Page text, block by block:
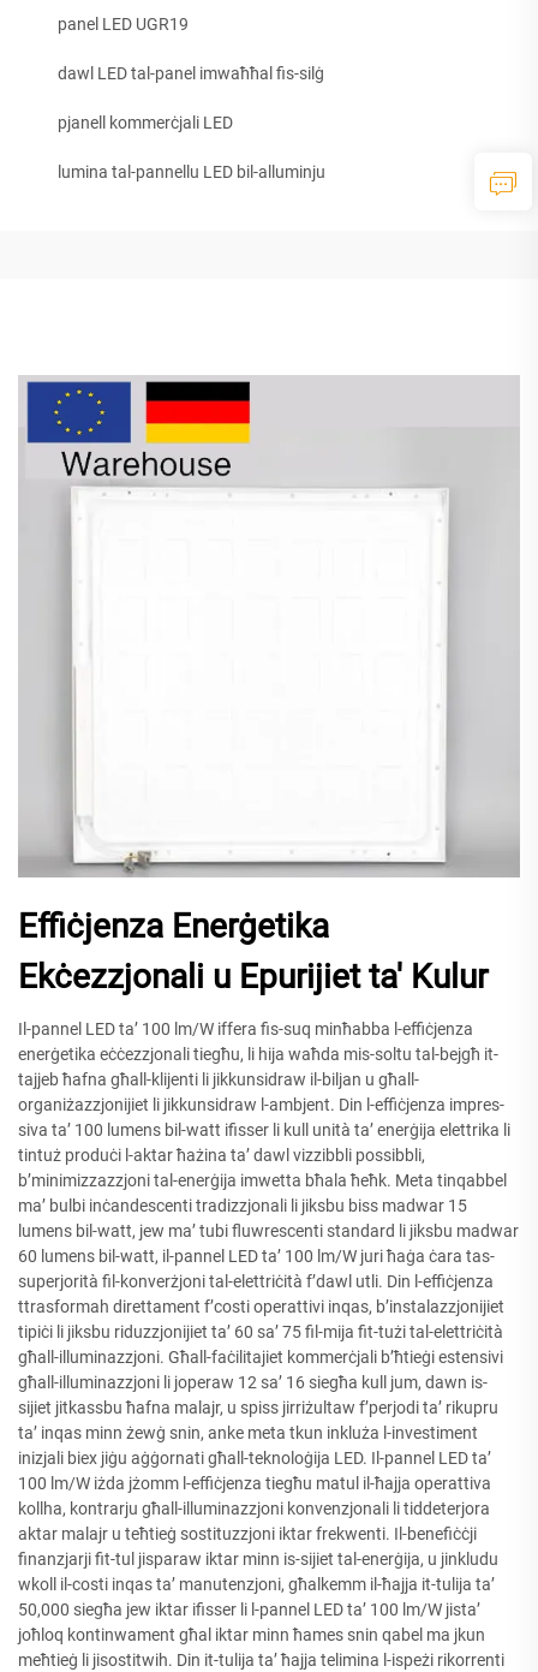
panel LED UGR19
dawl LED tal-panel imwaħħal fis-silġ
pjanell kommerċjali LED
lumina tal-pannellu LED bil-alluminju
Effiċjenza Enerġetika
Ekċezzjonali u Epurijiet ta' Kulur
Il-pannel LED ta’ 100 lm/W iffera fis-suq minħabba l-effiċjenza
enerġetika eċċezzjonali tiegħu, li hija waħda mis-soltu tal-bejgħ it-
tajjeb ħafna għall-klijenti li jikkunsidraw il-biljan u għall-
organiżazzjonijiet li jikkunsidraw l-ambjent. Din l-effiċjenza impres­
siva ta’ 100 lumens bil-watt ifisser li kull unità ta’ enerġija elettrika li
tintuż produċi l-aktar ħażina ta’ dawl vizzibbli possibbli,
b’minimizzazzjoni tal-enerġija imwetta bħala ħeħk. Meta tinqabbel
ma’ bulbi inċandescenti tradizzjonali li jiksbu biss madwar 15
lumens bil-watt, jew ma’ tubi fluwrescenti standard li jiksbu madwar
60 lumens bil-watt, il-pannel LED ta’ 100 lm/W juri ħaġa ċara tas-
superjorità fil-konverżjoni tal-elettriċità f’dawl utli. Din l-effiċjenza
ttrasformah direttament f’costi operattivi inqas, b’instalazzjonijiet
tipiċi li jiksbu riduzzjonijiet ta’ 60 sa’ 75 fil-mija fit-tużi tal-elettriċità
għall-illuminazzjoni. Għall-faċilitajiet kommerċjali b’ħtieġi estensivi
għall-illuminazzjoni li joperaw 12 sa’ 16 siegħa kull jum, dawn is-
sijiet jitkassbu ħafna malajr, u spiss jirriżultaw f’perjodi ta’ rikupru
ta’ inqas minn żewġ snin, anke meta tkun inkluża l-investiment
inizjali biex jiġu aġġornati għall-teknoloġija LED. Il-pannel LED ta’
100 lm/W iżda jżomm l-effiċjenza tiegħu matul il-ħajja operattiva
kollha, kontrarju għall-illuminazzjoni konvenzjonali li tiddeterjora
aktar malajr u teħtieġ sostituzzjoni iktar frekwenti. Il-benefiċċji
finanzjarji fit-tul jisparaw iktar minn is-sijiet tal-enerġija, u jinkludu
wkoll il-costi inqas ta’ manutenzjoni, għalkemm il-ħajja it-tulija ta’
50,000 siegħa jew iktar ifisser li l-pannel LED ta’ 100 lm/W jista’
joħloq kontinwament għal iktar minn ħames snin qabel ma jkun
meħtieġ li jisostitwih. Din it-tulija ta’ ħajja telimina l-ispeżi rikorrenti